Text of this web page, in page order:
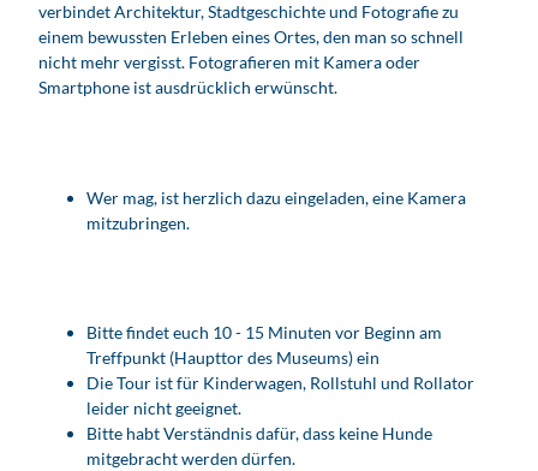
verbindet Architektur, Stadtgeschichte und Fotografie zu
einem bewussten Erleben eines Ortes, den man so schnell
nicht mehr vergisst. Fotografieren mit Kamera oder
Smartphone ist ausdrücklich erwünscht.
Wer mag, ist herzlich dazu eingeladen, eine Kamera
mitzubringen.
Bitte findet euch 10 - 15 Minuten vor Beginn am
Treffpunkt (Haupttor des Museums) ein
Die Tour ist für Kinderwagen, Rollstuhl und Rollator
leider nicht geeignet.
Bitte habt Verständnis dafür, dass keine Hunde
mitgebracht werden dürfen.